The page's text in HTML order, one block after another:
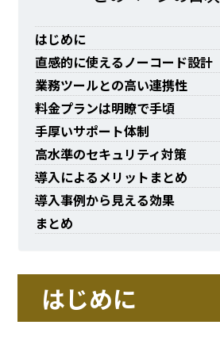
はじめに
直感的に使えるノーコード設計
業務ツールとの高い連携性
料金プランは明瞭で手頃
手厚いサポート体制
高水準のセキュリティ対策
導入によるメリットまとめ
導入事例から見える効果
まとめ
はじめに